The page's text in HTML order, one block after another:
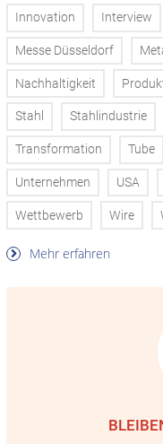
Innovation Interview
Messe Düsseldorf
Nachhaltigkeit
Stahl Stahlindustrie
Transformation Tube
Unternehmen USA
Wettbewerb Wire
Mehr erfahren